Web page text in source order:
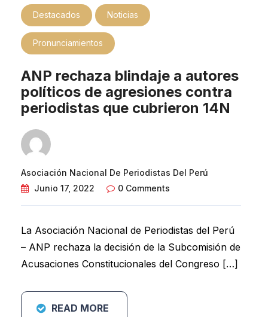
Destacados Noticias
Pronunciamientos
ANP rechaza blindaje a autores
políticos de agresiones contra
periodistas que cubrieron 14N
Asociación Nacional De Periodistas Del Perú
Junio 17, 2022
0 Comments
La Asociación Nacional de Periodistas del Perú
– ANP rechaza la decisión de la Subcomisión de
Acusaciones Constitucionales del Congreso […]
READ MORE